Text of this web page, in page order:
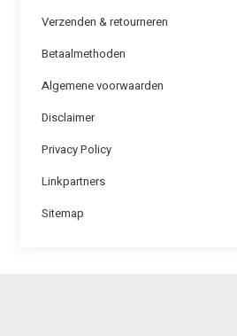
Verzenden & retourneren
Betaalmethoden
Algemene voorwaarden
Disclaimer
Privacy Policy
Linkpartners
Sitemap